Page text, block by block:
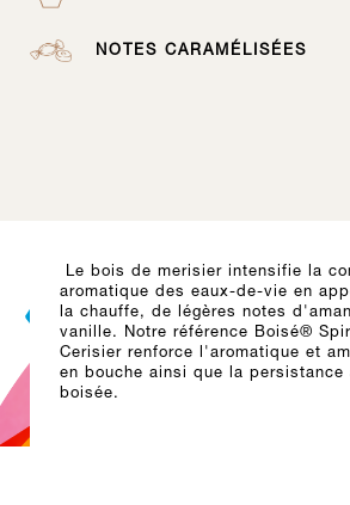
NOTES CARAMÉLISÉES
Le bois de merisier intensifie la
aromatique des eaux-de-vie en
la chauffe, de légères notes
vanille. Notre référence Boisé®
Cerisier renforce l'aromatique et
en bouche ainsi que la persistance
boisée.